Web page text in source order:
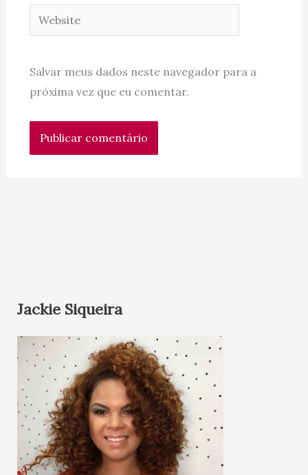
Website
Salvar meus dados neste navegador para a
próxima vez que eu comentar.
Jackie Siqueira